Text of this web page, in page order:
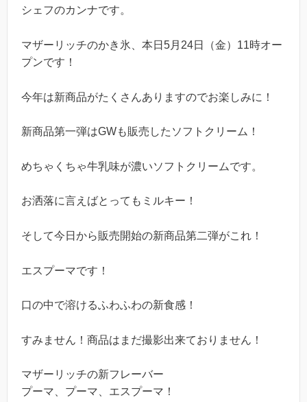
シェフのカンナです。
マザーリッチのかき氷、本日5月24日（金）11時オー
プンです！
今年は新商品がたくさんありますのでお楽しみに！
新商品第一弾はGWも販売したソフトクリーム！
めちゃくちゃ牛乳味が濃いソフトクリームです。
お洒落に言えばとってもミルキー！
そして今日から販売開始の新商品第二弾がこれ！
エスプーマです！
口の中で溶けるふわふわの新食感！
すみません！商品はまだ撮影出来ておりません！
マザーリッチの新フレーバー
プーマ、プーマ、エスプーマ！